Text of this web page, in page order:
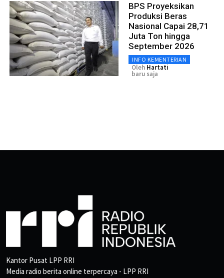
BPS Proyeksikan
Produksi Beras
Nasional Capai 28,71
Juta Ton hingga
September 2026
INFO KEMENTERIAN
Oleh Hartati
baru saja
Kantor Pusat LPP RRI
Media radio berita online terpercaya - LPP RRI